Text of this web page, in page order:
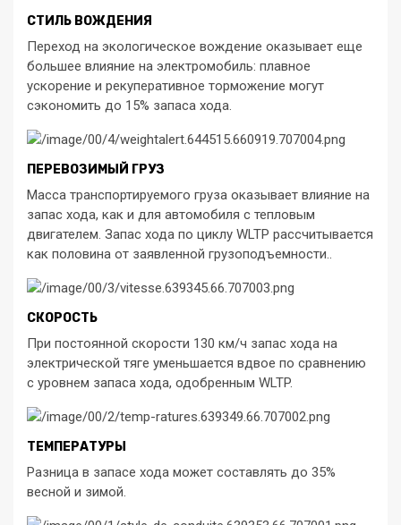
СТИЛЬ ВОЖДЕНИЯ
Переход на экологическое вождение оказывает еще
большее влияние на электромобиль: плавное
ускорение и рекуперативное торможение могут
сэкономить до 15% запаса хода.
ПЕРЕВОЗИМЫЙ ГРУЗ
Масса транспортируемого груза оказывает влияние на
запас хода, как и для автомобиля с тепловым
двигателем. Запас хода по циклу WLTP рассчитывается
как половина от заявленной грузоподъемности..
СКОРОСТЬ
При постоянной скорости 130 км/ч запас хода на
электрической тяге уменьшается вдвое по сравнению
с уровнем запаса хода, одобренным WLTP.
ТЕМПЕРАТУРЫ
Разница в запасе хода может составлять до 35%
весной и зимой.